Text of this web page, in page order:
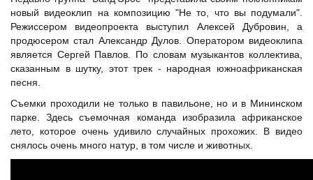
новый видеоклип на композицию "Не то, что вы подумали".
Режиссером видеопроекта выступил Алексей Дубровин, а
продюсером стал Александр Дулов. Оператором видеоклипа
является Сергей Павлов. По словам музыкантов коллектива,
сказанным в шутку, этот трек - народная южноафриканская
песня.
Съемки проходили не только в павильоне, но и в Мининском
парке. Здесь съемочная команда изобразила африканское
лето, которое очень удивило случайных прохожих. В видео
снялось очень много натур, в том числе и животных.